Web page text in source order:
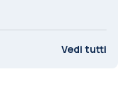
Vedi tutti